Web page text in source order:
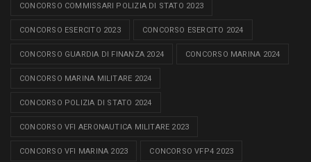
CONCORSO COMMISSARI POLIZIA DI STATO 2023
CONCORSO ESERCITO 2023 CONCORSO ESERCITO 2024
CONCORSO GUARDIA DI FINANZA 2024 CONCORSO MARINA 2024
CONCORSO MARINA MILITARE 2024
CONCORSO POLIZIA DI STATO 2024
CONCORSO VFI AERONAUTICA MILITARE 2023
CONCORSO VFI MARINA 2023 CONCORSO VFP4 2023